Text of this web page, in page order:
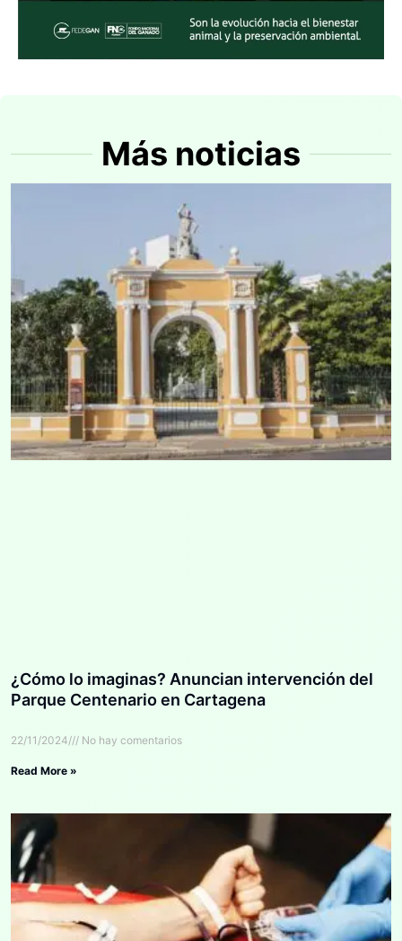
Más noticias
¿Cómo lo imaginas? Anuncian intervención del
Parque Centenario en Cartagena
22/11/2024 No hay comentarios
Read More »